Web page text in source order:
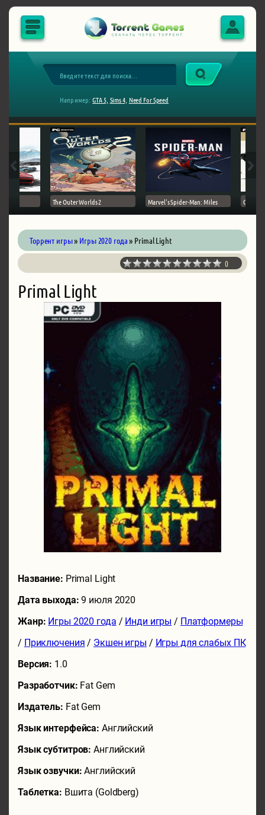
Например: GTA 5, Sims 4, Need For Speed
The Outer Worlds 2 Marvel's Spider-Man: Miles Ghost
Торрент игры» Игры 2020 года» Primal Light
0
Primal Light
Название: Primal Light
Дата выхода:9 июля 2020
Жанр: Игры 2020 года / Инди игры / Платформеры
/ Приключения / Экшен игры / Игры для слабых ПК
Версия: 1.0
Разработчик: Fat Gem
Издатель: Fat Gem
Язык интерфейса: Английский
Язык субтитров:Английский
Язык озвучки:Английский
Таблетка: Вшита (Goldberg)